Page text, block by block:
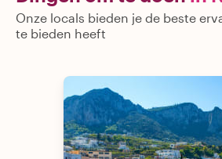
Onze locals bieden je de beste
te bieden heeft